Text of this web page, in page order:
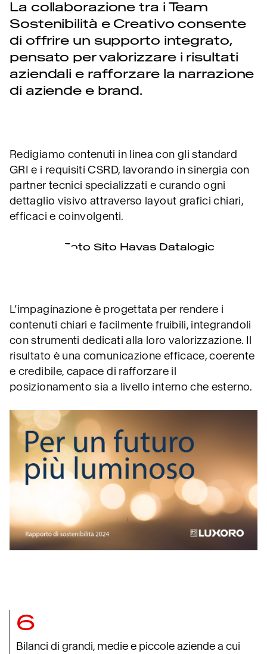
La collaborazione tra i Team
Sostenibilità e Creativo consente
di offrire un supporto integrato,
pensato per valorizzare i risultati
aziendali e rafforzare la narrazione
di aziende e brand.
Redigiamo contenuti in linea con gli standard
GRI e i requisiti CSRD, lavorando in sinergia con
partner tecnici specializzati e curando ogni
dettaglio visivo attraverso layout grafici chiari,
efficaci e coinvolgenti.
L’impaginazione è progettata per rendere i
contenuti chiari e facilmente fruibili, integrandoli
con strumenti dedicati alla loro valorizzazione. Il
risultato è una comunicazione efficace, coerente
e credibile, capace di rafforzare il
posizionamento sia a livello interno che esterno.
6
Bilanci di grandi, medie e piccole aziende a cui